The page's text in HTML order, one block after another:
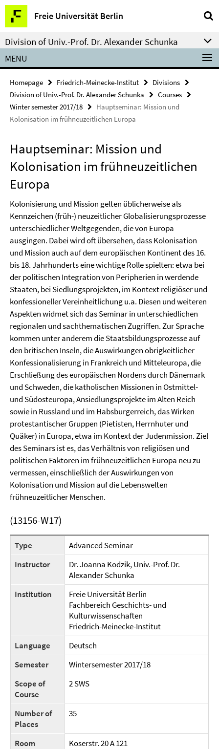
Springe
direkt
zu
Inhalt
Freie Universität Berlin
Service
Navigation
Division of Univ.-Prof. Dr. Alexander Schunka
MENU
Homepage Friedrich-Meinecke-Institut
Divisions
Division of Univ.-Prof. Dr. Alexander Schunka
Courses
Winter semester 2017/18
Hauptseminar: Mission und
Kolonisation im frühneuzeitlichen Europa
Hauptseminar: Mission und
Kolonisation im frühneuzeitlichen
Europa
Kolonisierung und Mission gelten üblicherweise als
Kennzeichen (früh-) neuzeitlicher Globalisierungsprozesse
unterschiedlicher Weltgegenden, die von Europa
ausgingen. Dabei wird oft übersehen, dass Kolonisation
und Mission auch auf dem europäischen Kontinent des 16.
bis 18. Jahrhunderts eine wichtige Rolle spielten: etwa bei
der politischen Integration von Peripherien in werdende
Staaten, bei Siedlungsprojekten, im Kontext religiöser und
konfessioneller Vereinheitlichung u.a. Diesen und weiteren
Aspekten widmet sich das Seminar in unterschiedlichen
regionalen und sachthematischen Zugriffen. Zur Sprache
kommen unter anderem die Staatsbildungsprozesse auf
den britischen Inseln, die Auswirkungen obrigkeitlicher
Konfessionalisierung in Frankreich und Mitteleuropa, die
Erschließung des europäischen Nordens durch Dänemark
und Schweden, die katholischen Missionen in Ostmittel-
und Südosteuropa, Ansiedlungsprojekte im Alten Reich
sowie in Russland und im Habsburgerreich, das Wirken
protestantischer Gruppen (Pietisten, Herrnhuter und
Quäker) in Europa, etwa im Kontext der Judenmission. Ziel
des Seminars ist es, das Verhältnis von religiösen und
politischen Faktoren im frühneuzeitlichen Europa neu zu
vermessen, einschließlich der Auswirkungen von
Kolonisation und Mission auf die Lebenswelten
frühneuzeitlicher Menschen.
(13156-W17)
Type
Advanced Seminar
Instructor
Dr. Joanna Kodzik, Univ.-Prof. Dr.
Alexander Schunka
Institution
Freie Universität Berlin
Fachbereich Geschichts- und
Kulturwissenschaften
Friedrich-Meinecke-Institut
Language
Deutsch
Semester
Wintersemester 2017/18
Scope of
Course
2 SWS
Number of
Places
35
Room
Koserstr. 20 A 121